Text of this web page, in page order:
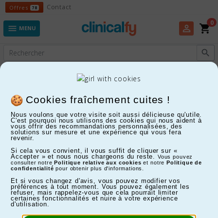
Cookies fraîchement cuites !
Nous voulons que votre visite soit aussi délicieuse qu'utile.
C'est pourquoi nous utilisons des cookies qui nous aident à
vous offrir des recommandations personnalisées, des
solutions sur mesure et une expérience qui vous fera
revenir.
Si cela vous convient, il vous suffit de cliquer sur «
Accepter » et nous nous chargeons du reste.
Vous pouvez
consulter notrePolitique relative aux cookies et notrePolitique de
confidentialité pour obtenir plus d'informations.
Et si vous changez d'avis, vous pouvez modifier vos
préférences à tout moment. Vous pouvez également les
refuser, mais rappelez-vous que cela pourrait limiter
certaines fonctionnalités et nuire à votre expérience
d'utilisation.
Offres 78 OffresContact
 MENU perm_identity shopping_cart
0

Systèmes de contention
FILTRER
Affichage 1-24 de 32 article(s)